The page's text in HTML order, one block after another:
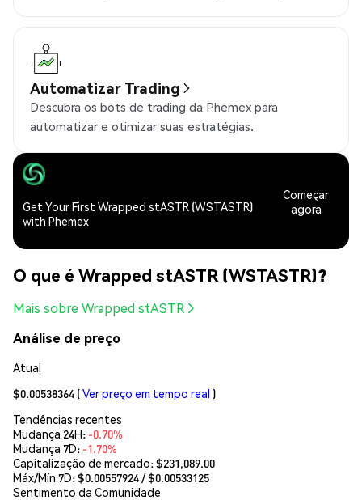
Automatizar Trading
Descubra os bots de trading da Phemex para
automatizar e otimizar suas estratégias.
Get Your First Wrapped stASTR (WSTASTR)
with Phemex
Começar
agora
O que é Wrapped stASTR (WSTASTR)?
Mais sobre Wrapped stASTR
Análise de preço
Atual
$0.00538364 (Ver preço em tempo real )
Tendências recentes
Mudança 24H: -0.70%
Mudança 7D: -1.70%
Capitalização de mercado:$231,089.00
Máx/Mín 7D: $0.00557924/ $0.00533125
Sentimento da Comunidade